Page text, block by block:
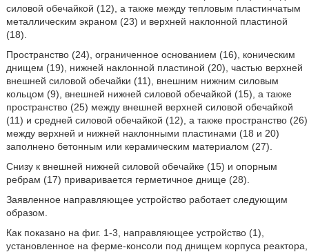
силовой обечайкой (12), а также между тепловым пластинчатым
металлическим экраном (23) и верхней наклонной пластиной
(18).
Пространство (24), ограниченное основанием (16), коническим
днищем (19), нижней наклонной пластиной (20), частью верхней
внешней силовой обечайки (11), внешним нижним силовым
кольцом (9), внешней нижней силовой обечайкой (15), а также
пространство (25) между внешней верхней силовой обечайкой
(11) и средней силовой обечайкой (12), а также пространство (26)
между верхней и нижней наклонными пластинами (18 и 20)
заполнено бетонным или керамическим материалом (27).
Снизу к внешней нижней силовой обечайке (15) и опорным
ребрам (17) приваривается герметичное днище (28).
Заявленное направляющее устройство работает следующим
образом.
Как показано на фиг. 1-3, направляющее устройство (1),
установленное на ферме-консоли под днищем корпуса реактора,